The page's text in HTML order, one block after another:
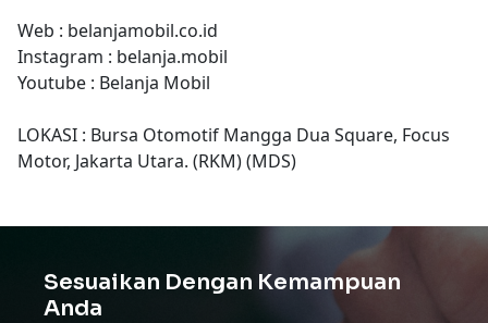
Web : belanjamobil.co.id
Instagram : belanja.mobil
Youtube : Belanja Mobil
LOKASI : Bursa Otomotif Mangga Dua Square, Focus
Motor, Jakarta Utara. (RKM) (MDS)
Sesuaikan Dengan Kemampuan
Anda